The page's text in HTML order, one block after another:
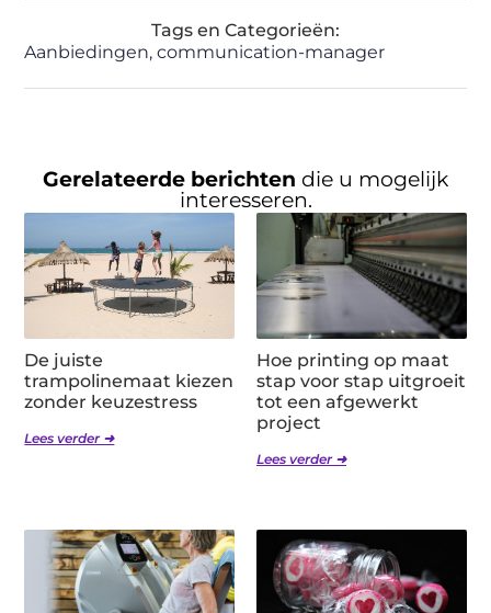
Tags en Categorieën:
Aanbiedingen,communication-manager
Gerelateerde berichten die u mogelijk
interesseren.
De juiste
trampolinemaat kiezen
zonder keuzestress
Lees verder ➜
Hoe printing op maat
stap voor stap uitgroeit
tot een afgewerkt
project
Lees verder ➜